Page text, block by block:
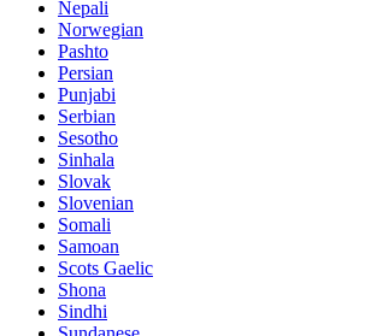
Nepali
Norwegian
Pashto
Persian
Punjabi
Serbian
Sesotho
Sinhala
Slovak
Slovenian
Somali
Samoan
Scots Gaelic
Shona
Sindhi